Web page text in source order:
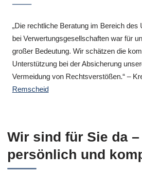
„Die rechtliche Beratung im Bereich des
bei Verwertungsgesellschaften war für
großer Bedeutung. Wir schätzen die
Unterstützung bei der Absicherung
Vermeidung von Rechtsverstößen.“ –
Remscheid
Wir sind für Sie da –
persönlich und